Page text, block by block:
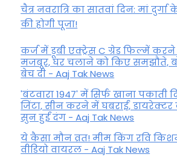
चैत्र नवरात्रि का सातवां दिन: मां
की होगी पूजा!
कर्ज में डूबी एक्ट्रेस C ग्रेड फिल्में
मजबूर, घर चलाने को किए समझौते,
बेच दी - Aaj Tak News
'बंटवारा 1947' में सिर्फ खाना पकाती
जिंटा, सीन करने में घबराईं, डायरेक्टर
सुन हुईं दंग - Aaj Tak News
ये कैसा मौन व्रत! मीम किंग रवि
वीडियो वायरल - Aaj Tak News